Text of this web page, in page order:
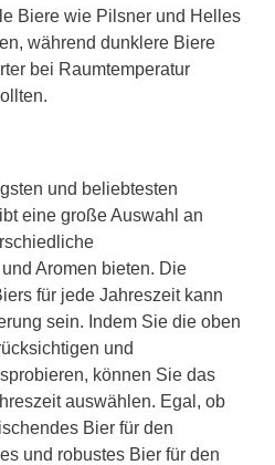
Biere wie Pilsner und Helles
während dunklere Biere
bei Raumtemperatur
und beliebtesten
eine große Auswahl an
Aromen bieten. Die
für jede Jahreszeit kann
sein. Indem Sie die oben
und
können Sie das
auswählen. Egal, ob
Bier für den
und robustes Bier für den